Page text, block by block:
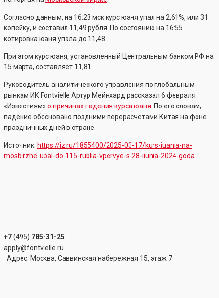
Согласно данным, на 16:23 мск курс юаня упал на 2,61%, или 31
копейку, и составил 11,49 рубля. По состоянию на 16:55
котировка юаня упала до 11,48.
При этом курс юаня, установленный Центральным банком РФ на
15 марта, составляет 11,81.
Руководитель аналитического управления по глобальным
рынкам ИК Fontvielle Артур Мейнхард рассказал 6 февраля
«Известиям» о причинах падения курса юаня. По его словам,
падение обосновано поздними перерасчетами Китая на фоне
праздничных дней в стране.
Источник: https://iz.ru/1855400/2025-03-17/kurs-iuania-na-
mosbirzhe-upal-do-115-rublia-vpervye-s-28-iiunia-2024-goda
+7(495) 785-31-25
apply@fontvielle.ru
Адрес: Москва, Саввинская набережная 15, этаж 7